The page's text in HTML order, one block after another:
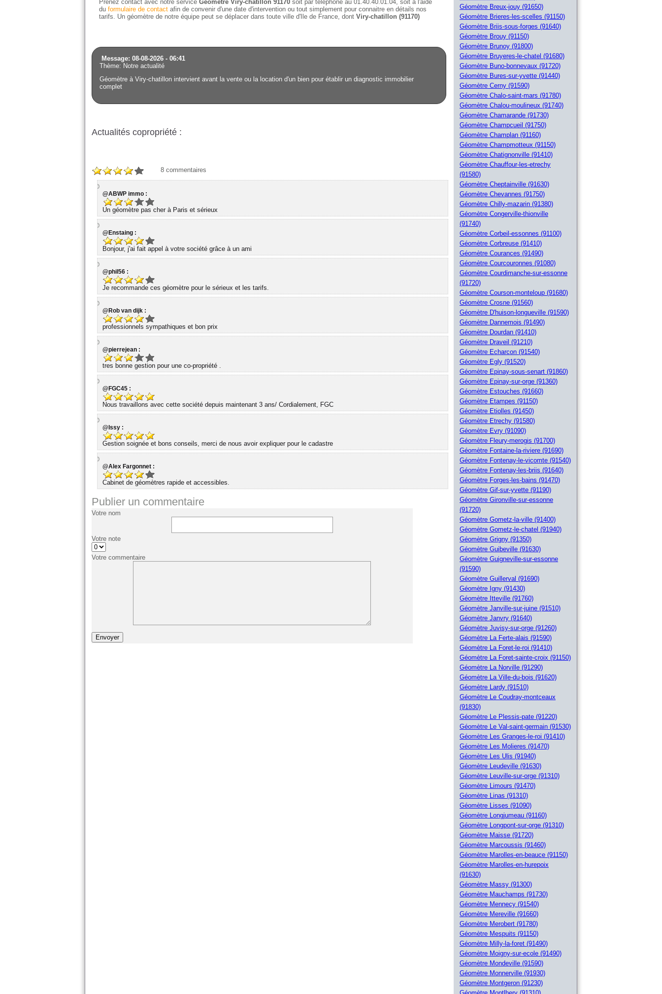
Prenez contact avec notre service Géomètre Viry-chatillon 91170 soit par téléphone au 01.40.40.01.04, soit à l'aide
du formulaire de contact afin de convenir d'une date d'intervention ou tout simplement pour connaitre en détails nos
tarifs. Un géomètre de notre équipe peut se déplacer dans toute ville d'Ile de France, dont Viry-chatillon (91170)
Message: 08-08-2026 - 06:41
Thème: Notre actualité
Géomètre à Viry-chatillon intervient avant la vente ou la location d'un bien pour établir un diagnostic immobilier
complet
Actualités copropriété :
8 commentaires
@ABWP immo :
Un géomètre pas cher à Paris et sérieux
@Enstaing :
Bonjour, j'ai fait appel à votre société grâce à un ami
@phil56 :
Je recommande ces géomètre pour le sérieux et les tarifs.
@Rob van dijk :
professionnels sympathiques et bon prix
@pierrejean :
tres bonne gestion pour une co-propriété .
@FGC45 :
Nous travaillons avec cette société depuis maintenant 3 ans/ Cordialement, FGC
@Issy :
Gestion soignée et bons conseils, merci de nous avoir expliquer pour le cadastre
@Alex Fargonnet :
Cabinet de géomètres rapide et accessibles.
Publier un commentaire
Votre nom
Votre note
Votre commentaire
Géomètre Breux-jouy (91650)
Géomètre Brieres-les-scelles (91150)
Géomètre Briis-sous-forges (91640)
Géomètre Brouy (91150)
Géomètre Brunoy (91800)
Géomètre Bruyeres-le-chatel (91680)
Géomètre Buno-bonnevaux (91720)
Géomètre Bures-sur-yvette (91440)
Géomètre Cerny (91590)
Géomètre Chalo-saint-mars (91780)
Géomètre Chalou-moulineux (91740)
Géomètre Chamarande (91730)
Géomètre Champcueil (91750)
Géomètre Champlan (91160)
Géomètre Champmotteux (91150)
Géomètre Chatignonville (91410)
Géomètre Chauffour-les-etrechy
(91580)
Géomètre Cheptainville (91630)
Géomètre Chevannes (91750)
Géomètre Chilly-mazarin (91380)
Géomètre Congerville-thionville
(91740)
Géomètre Corbeil-essonnes (91100)
Géomètre Corbreuse (91410)
Géomètre Courances (91490)
Géomètre Courcouronnes (91080)
Géomètre Courdimanche-sur-essonne
(91720)
Géomètre Courson-monteloup (91680)
Géomètre Crosne (91560)
Géomètre D'huison-longueville (91590)
Géomètre Dannemois (91490)
Géomètre Dourdan (91410)
Géomètre Draveil (91210)
Géomètre Echarcon (91540)
Géomètre Egly (91520)
Géomètre Epinay-sous-senart (91860)
Géomètre Epinay-sur-orge (91360)
Géomètre Estouches (91660)
Géomètre Etampes (91150)
Géomètre Etiolles (91450)
Géomètre Etrechy (91580)
Géomètre Evry (91090)
Géomètre Fleury-merogis (91700)
Géomètre Fontaine-la-riviere (91690)
Géomètre Fontenay-le-vicomte (91540)
Géomètre Fontenay-les-briis (91640)
Géomètre Forges-les-bains (91470)
Géomètre Gif-sur-yvette (91190)
Géomètre Gironville-sur-essonne
(91720)
Géomètre Gometz-la-ville (91400)
Géomètre Gometz-le-chatel (91940)
Géomètre Grigny (91350)
Géomètre Guibeville (91630)
Géomètre Guigneville-sur-essonne
(91590)
Géomètre Guillerval (91690)
Géomètre Igny (91430)
Géomètre Itteville (91760)
Géomètre Janville-sur-juine (91510)
Géomètre Janvry (91640)
Géomètre Juvisy-sur-orge (91260)
Géomètre La Ferte-alais (91590)
Géomètre La Foret-le-roi (91410)
Géomètre La Foret-sainte-croix (91150)
Géomètre La Norville (91290)
Géomètre La Ville-du-bois (91620)
Géomètre Lardy (91510)
Géomètre Le Coudray-montceaux
(91830)
Géomètre Le Plessis-pate (91220)
Géomètre Le Val-saint-germain (91530)
Géomètre Les Granges-le-roi (91410)
Géomètre Les Molieres (91470)
Géomètre Les Ulis (91940)
Géomètre Leudeville (91630)
Géomètre Leuville-sur-orge (91310)
Géomètre Limours (91470)
Géomètre Linas (91310)
Géomètre Lisses (91090)
Géomètre Longjumeau (91160)
Géomètre Longpont-sur-orge (91310)
Géomètre Maisse (91720)
Géomètre Marcoussis (91460)
Géomètre Marolles-en-beauce (91150)
Géomètre Marolles-en-hurepoix
(91630)
Géomètre Massy (91300)
Géomètre Mauchamps (91730)
Géomètre Mennecy (91540)
Géomètre Mereville (91660)
Géomètre Merobert (91780)
Géomètre Mespuits (91150)
Géomètre Milly-la-foret (91490)
Géomètre Moigny-sur-ecole (91490)
Géomètre Mondeville (91590)
Géomètre Monnerville (91930)
Géomètre Montgeron (91230)